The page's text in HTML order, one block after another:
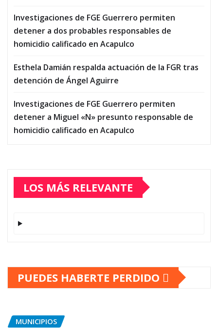
Investigaciones de FGE Guerrero permiten
detener a dos probables responsables de
homicidio calificado en Acapulco
Esthela Damián respalda actuación de la FGR tras
detención de Ángel Aguirre
Investigaciones de FGE Guerrero permiten
detener a Miguel «N» presunto responsable de
homicidio calificado en Acapulco
LOS MÁS RELEVANTE
PUEDES HABERTE PERDIDO
MUNICIPIOS